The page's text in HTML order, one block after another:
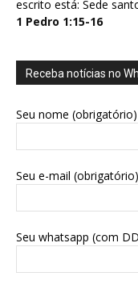
escrito está: Sede
1 Pedro 1:15-16
Receba notícias no
Seu nome (obrigatório)
Seu e-mail (obrigatório)
Seu whatsapp (com